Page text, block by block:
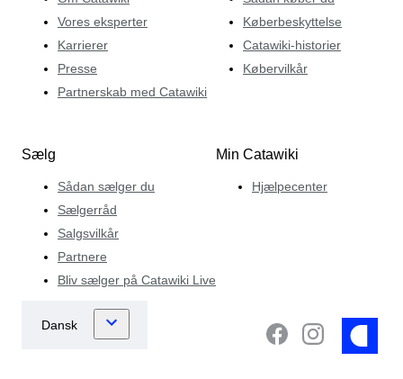
Vores eksperter
Karrierer
Presse
Partnerskab med Catawiki
Køberbeskyttelse
Catawiki-historier
Købervilkår
Sælg
Sådan sælger du
Sælgerråd
Salgsvilkår
Partnere
Bliv sælger på Catawiki Live
Min Catawiki
Hjælpecenter